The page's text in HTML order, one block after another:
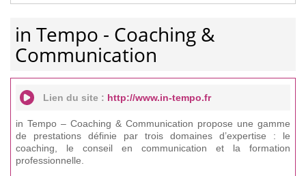
in Tempo - Coaching &
Communication
Lien du site : http://www.in-tempo.fr
in Tempo – Coaching & Communication propose une gamme
de prestations définie par trois domaines d’expertise : le
coaching, le conseil en communication et la formation
professionnelle.